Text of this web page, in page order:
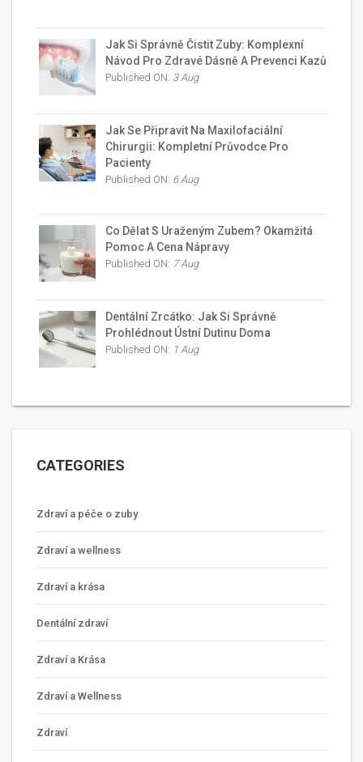
Jak Si Správně Čistit Zuby: Komplexní
Návod Pro Zdravé Dásně A Prevenci Kazů
Published ON: 3 Aug
Jak Se Připravit Na Maxilofaciální
Chirurgii: Kompletní Průvodce Pro
Pacienty
Published ON: 6 Aug
Co Dělat S Uraženým Zubem? Okamžitá
Pomoc A Cena Nápravy
Published ON: 7 Aug
Dentální Zrcátko: Jak Si Správně
Prohlédnout Ústní Dutinu Doma
Published ON: 1 Aug
CATEGORIES
Zdraví a péče o zuby
Zdraví a wellness
Zdraví a krása
Dentální zdraví
Zdraví a Krása
Zdraví a Wellness
Zdraví